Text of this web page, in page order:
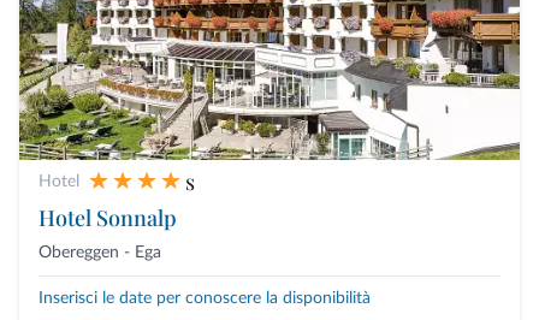
Hotel
s
Hotel Sonnalp
Obereggen - Ega
Inserisci le date per conoscere la disponibilità